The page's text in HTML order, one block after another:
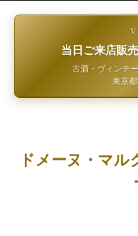
当日ご来店販
古酒・ヴィンテ
東京
ドメーヌ・マル